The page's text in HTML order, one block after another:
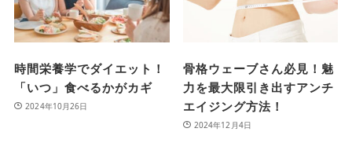
時間栄養学でダイエット！
「いつ」食べるかがカギ
2024年10月26日
骨格ウェーブさん必見！魅
力を最大限引き出すアンチ
エイジング方法！
2024年12月4日